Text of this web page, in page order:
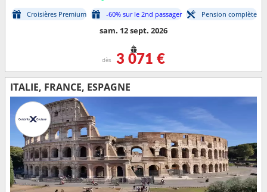
Croisières Premium -60% sur le 2nd passager Pension complète
sam. 12 sept. 2026
dès 3 071 €
ITALIE, FRANCE, ESPAGNE